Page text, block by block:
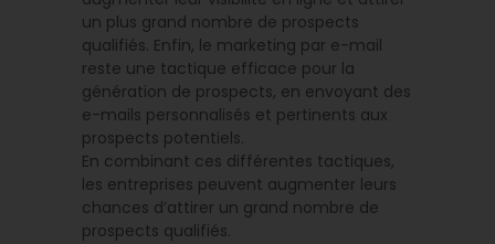
un plus grand nombre de prospects
qualifiés. Enfin, le marketing par e-mail
reste une tactique efficace pour la
génération de prospects, en envoyant des
e-mails personnalisés et pertinents aux
prospects potentiels.
En combinant ces différentes tactiques,
les entreprises peuvent augmenter leurs
chances d’attirer un grand nombre de
prospects qualifiés.